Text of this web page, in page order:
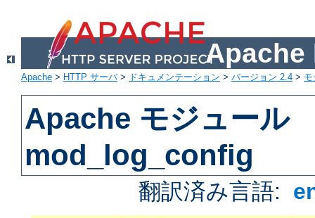
Apache
Apache > HTTP サーバ> ドキュメンテーション > バージョン 2.4 >
Apache モジュール
mod_log_config
翻訳済み言語: